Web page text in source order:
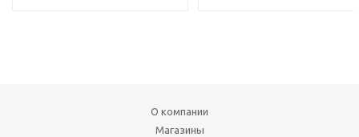
О компании
Магазины